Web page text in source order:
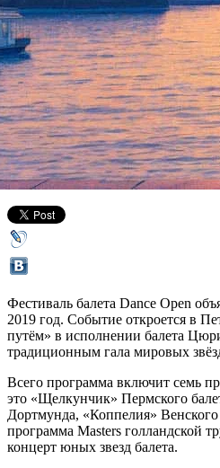
Немецкая
голландского
весной в
04 декабря 2018,19:14 Версия
Фестиваль балета Dance Open
2019 год. Событие откроется в
путём» в исполнении балета
традиционным гала мировых
Всего программа включит семь
это «Щелкунчик» Пермского
Дортмунда, «Коппелия» Венского
программа Masters голландской
концерт юных звезд балета.